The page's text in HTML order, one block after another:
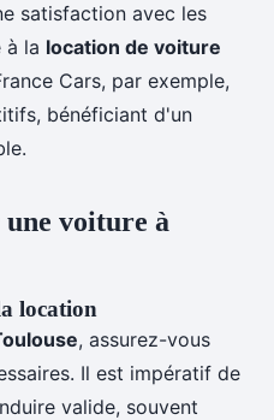
satisfaction avec les
à la location de voiture
Cars, par exemple,
bénéficiant d'un
voiture à
location
, assurez-vous
Il est impératif de
valide, souvent